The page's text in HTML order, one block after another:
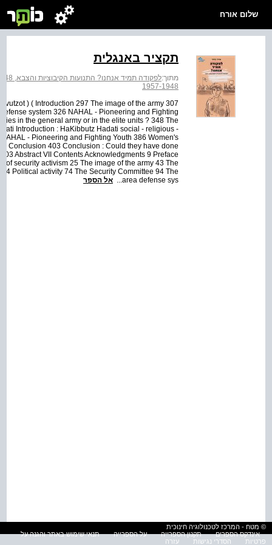
שלום אורח
תקציר באנגלית
מתוך:לפקודה תמיד אנחנו? התנועות הקיבוציות והצבא, 1957-1948
1957-1948
) ( Introduction 297 The image of the army 307
system 326 NAHAL - Pioneering and Fighting
in the general army or in the elite units ? 348 The
Introduction : HaKibbutz Hadati social - religious -
- Pioneering and Fighting Youth 386 Women's
Conclusion 403 Conclusion : Could they have done
Abstract VII Contents Acknowledgments 9 Preface
of security activism 25 The image of the army 43 The
Political activity 74 The Security Committee 94 The
area defense sys...
אל הספר
© מטח - המרכז לטכנולוגיה חינוכית
אינדקס הספרים
תקנון הספרייה על הספרייה
תנאי שימוש באתר והגנה על
פרטיות
הסדרי נגישות עזרה